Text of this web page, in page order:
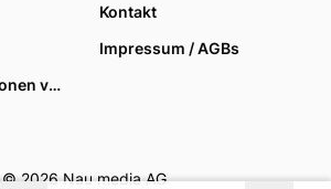
Kontakt
Impressum / AGBs
Datenschutzoptionen verwalten
© 2026 Nau media AG